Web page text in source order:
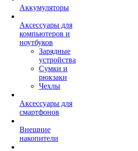
Аккумуляторы
Аксессуары для
компьютеров и
ноутбуков
Зарядные
устройства
Сумки и
рюкзаки
Чехлы
Аксессуары для
смартфонов
Внешние
накопители